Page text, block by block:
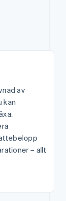
av
kan
– allt